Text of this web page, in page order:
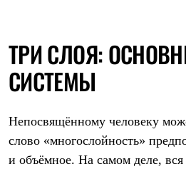
Аксессуары для палаток
Рюкзаки
Экспедиционные
Легкоходные
Аксессуары для рюкзаков
Спальные мешки
Комбинированные
ТРИ СЛОЯ:
СИСТЕМЫ
Непосвящённому человеку
слово «многослойность»
и объёмное. На самом деле, вся